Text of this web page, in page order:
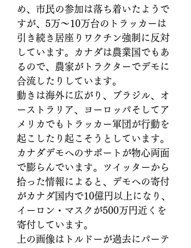
め、市民の参加は落ち着いたようで
すが、5万～10万台のトラッカーは
引き続き居座りワクチン強制に反対
しています。カナダは農業国でもあ
るので、農家がトラクターでデモに
合流したりしています。
動きは海外に広がり、ブラジル、オ
ーストラリア、ヨーロッパそしてア
メリカでもトラッカー軍団が行動を
起こしたり起こそうとしています。
カナダデモへのサポートが物心両面
で膨らんでいます。ツイッターから
拾った情報によると、デモへの寄付
がカナダ国内で10億円以上になり、
イーロン・マスクが500万円近くを
寄付しています。
上の画像はトルドーが過去にパーテ